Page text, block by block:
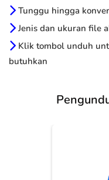
Tunggu hingga
Jenis dan ukuran file
Klik tombol unduh
butuhkan